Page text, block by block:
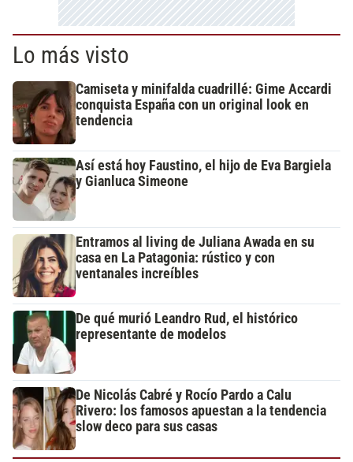
Lo más visto
Camiseta y minifalda cuadrillé: Gime Accardi
conquista España con un original look en
tendencia
Así está hoy Faustino, el hijo de Eva Bargiela
y Gianluca Simeone
Entramos al living de Juliana Awada en su
casa en La Patagonia: rústico y con
ventanales increíbles
De qué murió Leandro Rud, el histórico
representante de modelos
De Nicolás Cabré y Rocío Pardo a Calu
Rivero: los famosos apuestan a la tendencia
slow deco para sus casas